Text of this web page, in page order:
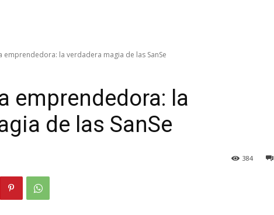
emprendedora: la verdadera magia de las SanSe
emprendedora: la
de las SanSe
384